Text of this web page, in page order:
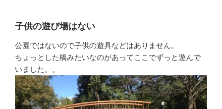
子供の遊び場はない
公園ではないので子供の遊具などはありません。
ちょっとした橋みたいなのがあってここでずっと遊んで
いました。。